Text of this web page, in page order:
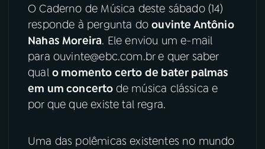
04PROGRAMAS
PODCASTS
06 VIDEOCASTS
O Caderno de Música deste sábado (14)
responde à pergunta doouvinte Antônio
Nahas Moreira. Ele enviou um e-mail
para ouvinte@ebc.com.br e quer saber
qual o momento certo de bater palmas
em um concerto de música clássica e
por que que existe tal regra.
Uma das polêmicas existentes no mundo